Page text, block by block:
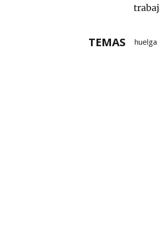
TEMAS huelga